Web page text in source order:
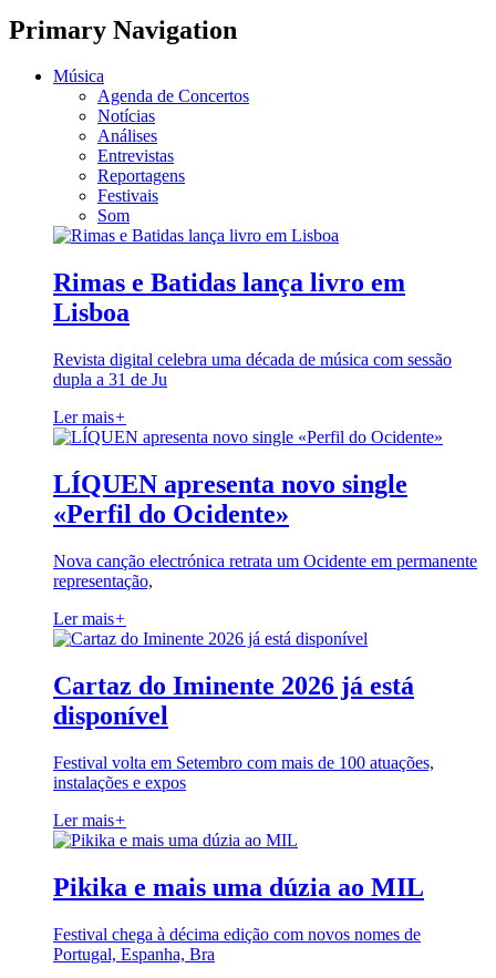
Primary Navigation
Música
Agenda de Concertos
Notícias
Análises
Entrevistas
Reportagens
Festivais
Som
Rimas e Batidas lança livro em
Lisboa
Revista digital celebra uma década de música com sessão
dupla a 31 de Ju
Ler mais+
LÍQUEN apresenta novo single
«Perfil do Ocidente»
Nova canção electrónica retrata um Ocidente em permanente
representação,
Ler mais+
Cartaz do Iminente 2026 já está
disponível
Festival volta em Setembro com mais de 100 atuações,
instalações e expos
Ler mais+
Pikika e mais uma dúzia ao MIL
Festival chega à décima edição com novos nomes de
Portugal, Espanha, Bra